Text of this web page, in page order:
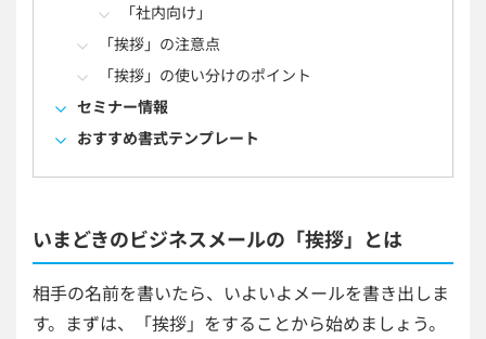
「社内向け」
「挨拶」の注意点
「挨拶」の使い分けのポイント
セミナー情報
おすすめ書式テンプレート
いまどきのビジネスメールの「挨拶」とは
相手の名前を書いたら、いよいよメールを書き出しま
す。まずは、「挨拶」をすることから始めましょう。